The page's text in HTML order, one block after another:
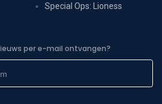
Special Ops: Lioness
per e-mail ontvangen?